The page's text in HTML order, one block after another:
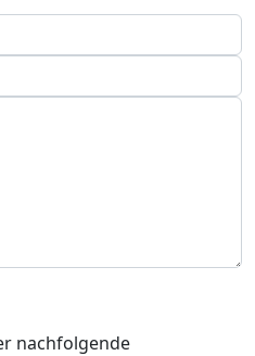
nachfolgende